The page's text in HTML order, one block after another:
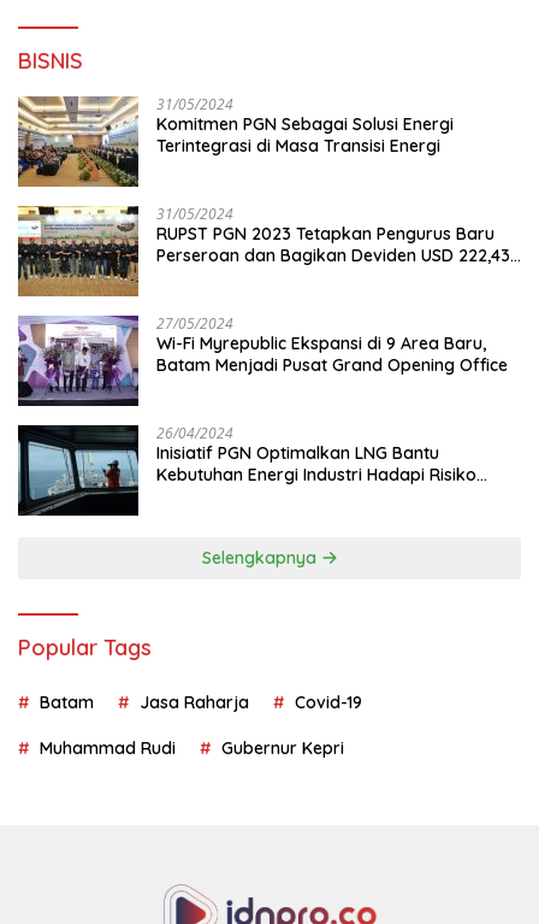
BISNIS
31/05/2024
Komitmen PGN Sebagai Solusi Energi
Terintegrasi di Masa Transisi Energi
31/05/2024
RUPST PGN 2023 Tetapkan Pengurus Baru
Perseroan dan Bagikan Deviden USD 222,43
27/05/2024
Wi-Fi Myrepublic Ekspansi di 9 Area Baru,
Batam Menjadi Pusat Grand Opening Office
26/04/2024
Inisiatif PGN Optimalkan LNG Bantu
Kebutuhan Energi Industri Hadapi Risiko
Selengkapnya
Popular Tags
Batam Jasa Raharja Covid-19
Muhammad Rudi Gubernur Kepri